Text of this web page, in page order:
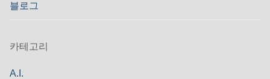
블로그
카테고리
A.I.